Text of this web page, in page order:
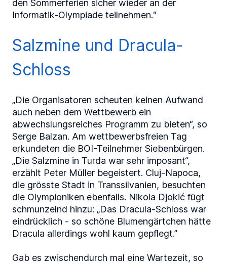
den Sommerferien sicher wieder an der
Informatik-Olympiade teilnehmen.“
Salzmine und Dracula-
Schloss
„Die Organisatoren scheuten keinen Aufwand
auch neben dem Wettbewerb ein
abwechslungsreiches Programm zu bieten“, so
Serge Balzan. Am wettbewerbsfreien Tag
erkundeten die BOI-Teilnehmer Siebenbürgen.
„Die Salzmine in Turda war sehr imposant“,
erzählt Peter Müller begeistert. Cluj-Napoca,
die grösste Stadt in Transsilvanien, besuchten
die Olympioniken ebenfalls. Nikola Djokić fügt
schmunzelnd hinzu: „Das Dracula-Schloss war
eindrücklich - so schöne Blumengärtchen hätte
Dracula allerdings wohl kaum gepflegt.”
Gab es zwischendurch mal eine Wartezeit, so